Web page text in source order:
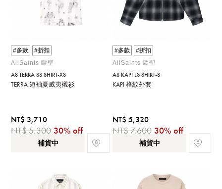
#多款
#折扣
AllSaints 歐聖
AS TERRA SS SHIRT-XS
TERRA 短袖夏威夷襯衫
NT$ 3,710
NT$ 5,300 30% off
補貨中
#多款
#折扣
AllSaints 歐聖
AS KAPI LS SHIRT-S
KAPI 格紋外套
NT$ 5,320
NT$ 7,600 30% off
補貨中